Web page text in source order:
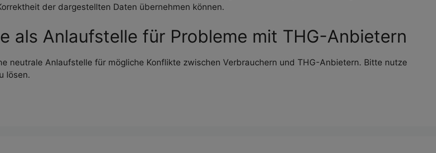
der dargestellten Daten übernehmen können.
als Anlaufstelle für Probleme mit THG-Anbietern
neutrale Anlaufstelle für mögliche Konflikte zwischen Verbrauchern und THG-Anbietern. Bitte nutze
lösen.